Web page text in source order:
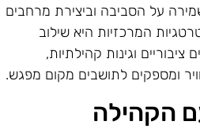
על הסביבה וביצירת מרחבים
המרכזיות היא שילוב
וגינות קהילתיות,
ומספקים לתושבים מקום מפגש.
הקהילה